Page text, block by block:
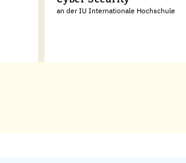
an der IU Internationale Hochschule